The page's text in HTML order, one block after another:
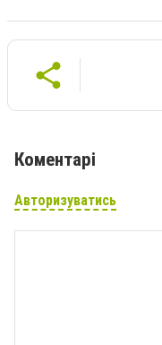
Коментарі
Авторизуватись